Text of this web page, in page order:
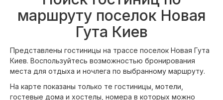
маршруту поселок Новая
Гута Киев
Представлены гостиницы на трассе поселок Новая Гута
Киев. Воспользуйтесь возможностью бронирования
места для отдыха и ночлега по выбранному маршруту.
На карте показаны только те гостиницы, мотели,
гостевые дома и хостелы, номера в которых можно